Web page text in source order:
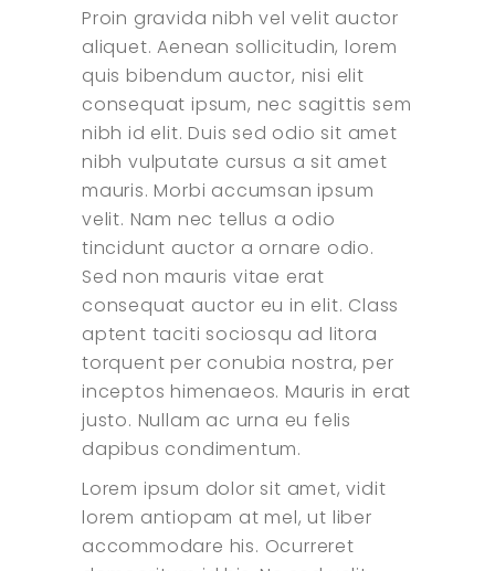
Proin gravida nibh vel velit auctor
aliquet. Aenean sollicitudin, lorem
quis bibendum auctor, nisi elit
consequat ipsum, nec sagittis sem
nibh id elit. Duis sed odio sit amet
nibh vulputate cursus a sit amet
mauris. Morbi accumsan ipsum
velit. Nam nec tellus a odio
tincidunt auctor a ornare odio.
Sed non mauris vitae erat
consequat auctor eu in elit. Class
aptent taciti sociosqu ad litora
torquent per conubia nostra, per
inceptos himenaeos. Mauris in erat
justo. Nullam ac urna eu felis
dapibus condimentum.
Lorem ipsum dolor sit amet, vidit
lorem antiopam at mel, ut liber
accommodare his. Ocurreret